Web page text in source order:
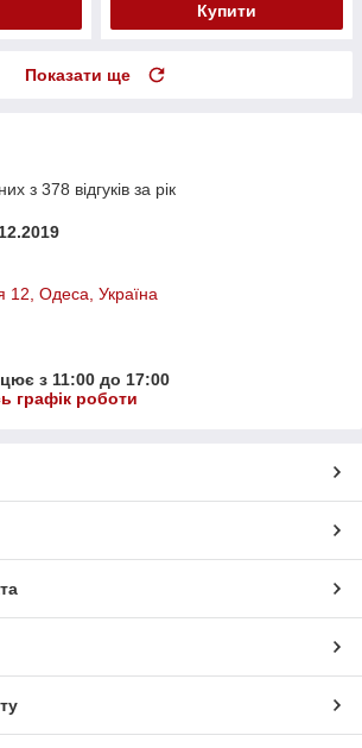
Купити
Показати ще
з 378 відгуків за рік
12, Одеса, Україна
з 11:00 до 17:00
графік роботи